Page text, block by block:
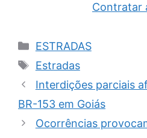
Contratar
Categorias
ESTRADAS
Tags
Estradas
Interdições parciais
BR-153 em Goiás
Ocorrências